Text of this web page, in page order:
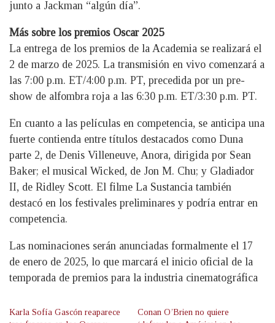
junto a Jackman “algún día”.
Más sobre los premios Oscar 2025
La entrega de los premios de la Academia se realizará el
2 de marzo de 2025. La transmisión en vivo comenzará a
las 7:00 p.m. ET/4:00 p.m. PT, precedida por un pre-
show de alfombra roja a las 6:30 p.m. ET/3:30 p.m. PT.
En cuanto a las películas en competencia, se anticipa una
fuerte contienda entre títulos destacados como Duna
parte 2, de Denis Villeneuve, Anora, dirigida por Sean
Baker; el musical Wicked, de Jon M. Chu; y Gladiador
II, de Ridley Scott. El filme La Sustancia también
destacó en los festivales preliminares y podría entrar en
competencia.
Las nominaciones serán anunciadas formalmente el 17
de enero de 2025, lo que marcará el inicio oficial de la
temporada de premios para la industria cinematográfica
Karla Sofía Gascón reaparece
Conan O’Brien no quiere